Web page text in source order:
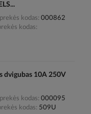
kodas 000862
kodas
dvigubas 10A 250V
kodas 000095
kodas
509U